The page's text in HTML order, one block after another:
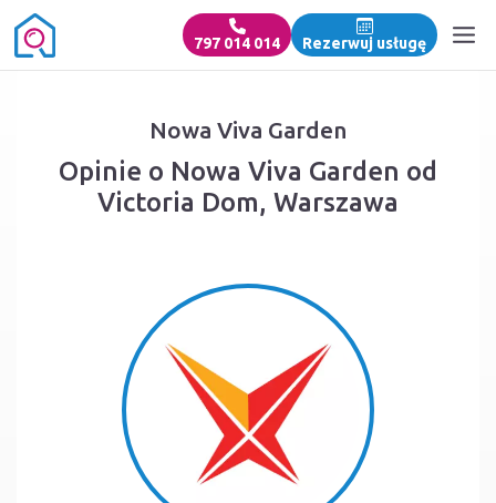
797 014 014 Rezerwuj usługę
Nowa Viva Garden
Opinie o Nowa Viva Garden od
Victoria Dom, Warszawa